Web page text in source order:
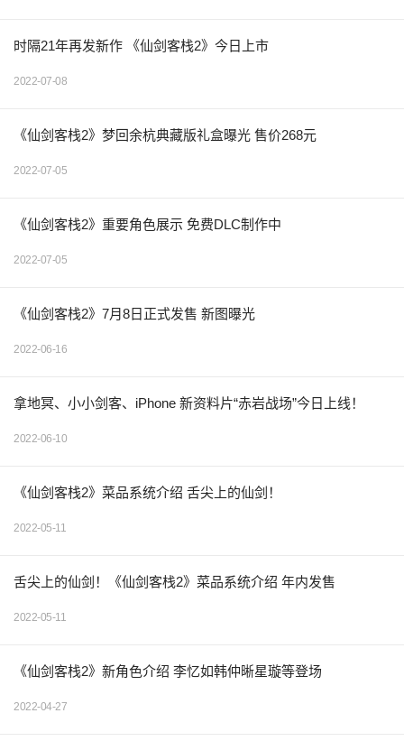
时隔21年再发新作 《仙剑客栈2》今日上市
2022-07-08
《仙剑客栈2》梦回余杭典藏版礼盒曝光 售价268元
2022-07-05
《仙剑客栈2》重要角色展示 免费DLC制作中
2022-07-05
《仙剑客栈2》7月8日正式发售 新图曝光
2022-06-16
拿地冥、小小剑客、iPhone 新资料片“赤岩战场”今日上线！
2022-06-10
《仙剑客栈2》菜品系统介绍 舌尖上的仙剑！
2022-05-11
舌尖上的仙剑！《仙剑客栈2》菜品系统介绍 年内发售
2022-05-11
《仙剑客栈2》新角色介绍 李忆如韩仲晰星璇等登场
2022-04-27